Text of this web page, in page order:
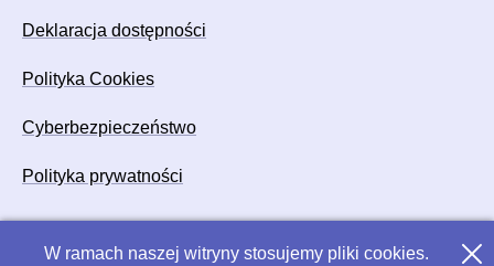
Deklaracja dostępności
Polityka Cookies
Cyberbezpieczeństwo
Polityka prywatności
W ramach naszej witryny stosujemy pliki cookies.